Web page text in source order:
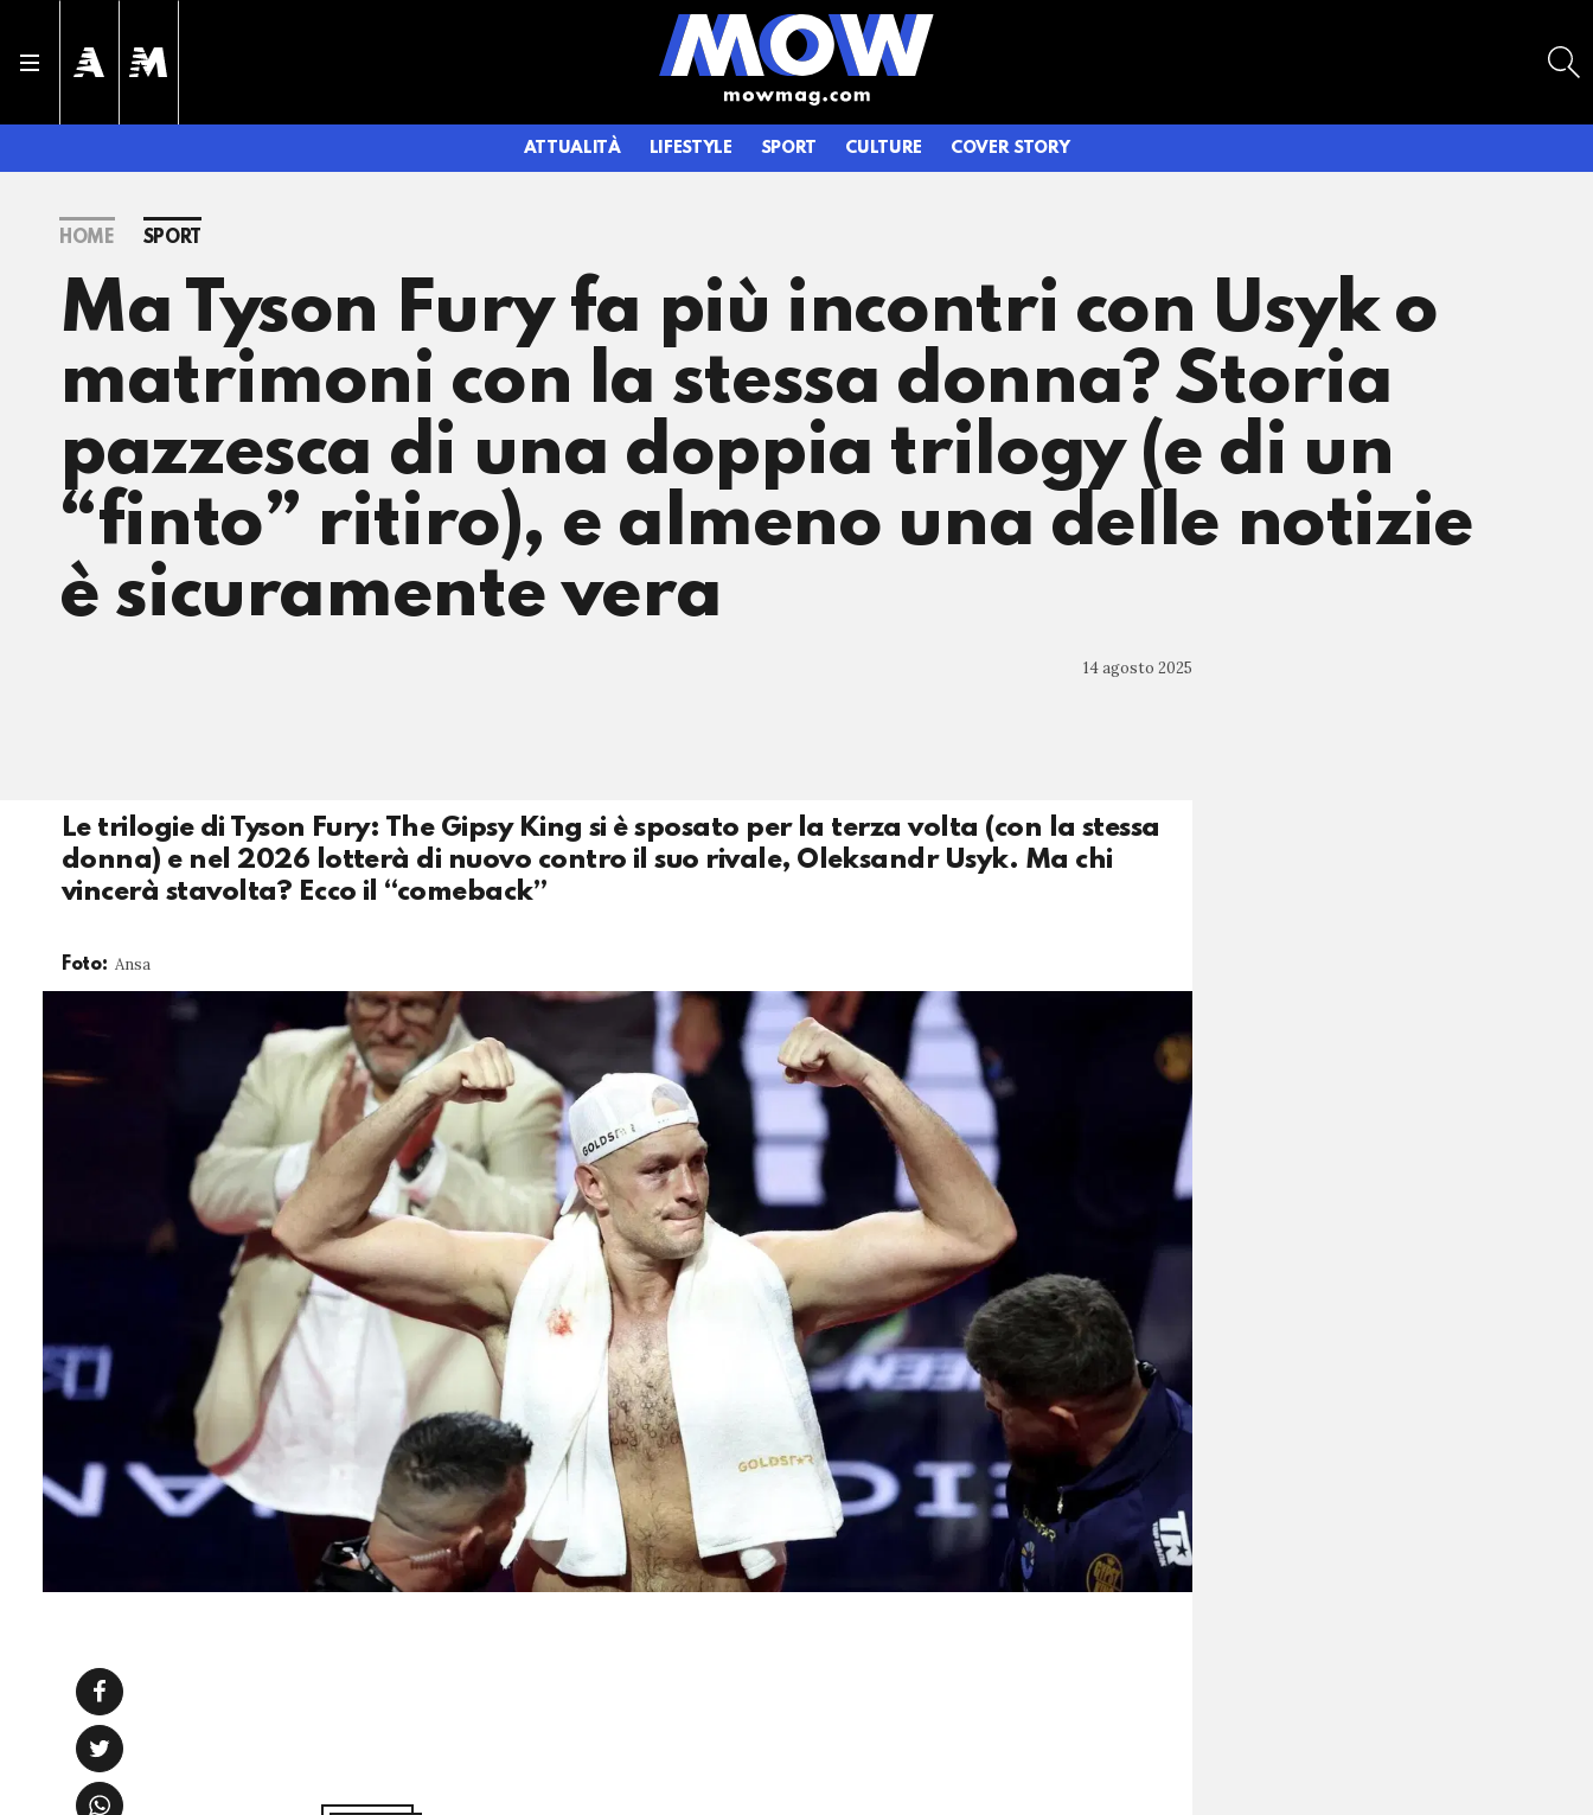
ATTUALITÀ LIFESTYLE SPORT CULTURE COVER STORY
HOME SPORT
Ma Tyson Fury fa più incontri con Usyk o
matrimoni con la stessa donna? Storia
pazzesca di una doppia trilogy (e di un
“finto” ritiro), e almeno una delle notizie
è sicuramente vera
14 agosto 2025
Le trilogie di Tyson Fury: The Gipsy King si è sposato per la terza volta (con la stessa
donna) e nel 2026 lotterà di nuovo contro il suo rivale, Oleksandr Usyk. Ma chi
vincerà stavolta? Ecco il “comeback”
Foto: Ansa